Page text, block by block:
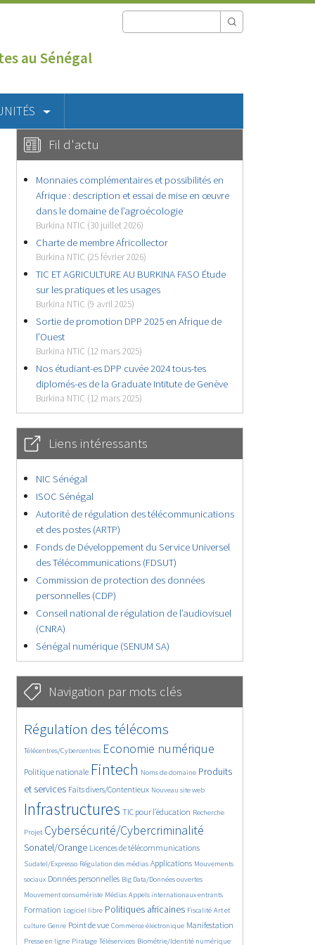
au Sénégal
Fil d'actu
Monnaies complémentaires et possibilités en
Afrique : description et essai de mise en œuvre
dans le domaine de l’agroécologie
Burkina NTIC (30 juillet 2026)
Charte de membre Africollector
Burkina NTIC (25 février 2026)
TIC ET AGRICULTURE AU BURKINA FASO Étude
sur les pratiques et les usages
Burkina NTIC (9 avril 2025)
Sortie de promotion DPP 2025 en Afrique de
l’Ouest
Burkina NTIC (12 mars 2025)
Nos étudiant-es DPP cuvée 2024 tous-tes
diplomés-es de la Graduate Intitute de Genève
Burkina NTIC (12 mars 2025)
Liens intéressants
NIC Sénégal
ISOC Sénégal
Autorité de régulation des télécommunications
et des postes (ARTP)
Fonds de Développement du Service Universel
des Télécommunications (FDSUT)
Commission de protection des données
personnelles (CDP)
Conseil national de régulation de l’audiovisuel
(CNRA)
Sénégal numérique (SENUM SA)
Navigation par mots clés
4602/5650
Régulation des télécoms
367/5650
Télécentres/Cybercentres
3668/5650 Economie numérique
1843/5650
Politique nationale Fintech Noms de domaine Produits
et services
1582/5650 Faits divers/Contentieux
831/5650 Nouveau site web
5650/5650
Infrastructures
1806/5650
TIC pour l’éducation
201/5650
Recherche
246/5650
Projet
3564/5650Cybersécurité/Cybercriminalité
2319/5650
Sonatel/Orange
1624/5650 Licences de télécommunications
279/5650
Sudatel/Expresso
1033/5650 Régulation des médias
1518/5650 Applications
1151/5650
Mouvements
sociaux
1660/5650Données personnelles
140/5650 Big Data/Données ouvertes
612/5650
Mouvement consumériste
375/5650 Médias
670/5650 Appels internationaux entrants
1731/5650
Formation
94/5650 Logiciel libre
2415/5650 Politiques africaines
1070/5650 Fiscalité
173/5650
Art et
culture
586/5650
Genre
1842/5650 Point de vue
1040/5650 Commerce électronique
1519/5650 Manifestation
334/5650
Presse en ligne
127/5650 Piratage
204/5650 Téléservices
1170/5650 Biométrie/Identité numérique
360/5650